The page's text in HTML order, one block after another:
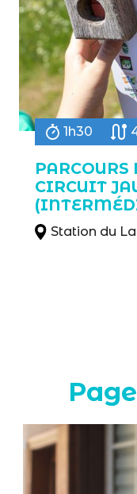
1h30
CIRCUIT
Station du